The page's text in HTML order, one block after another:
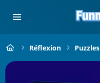
Réflexion Puzzles